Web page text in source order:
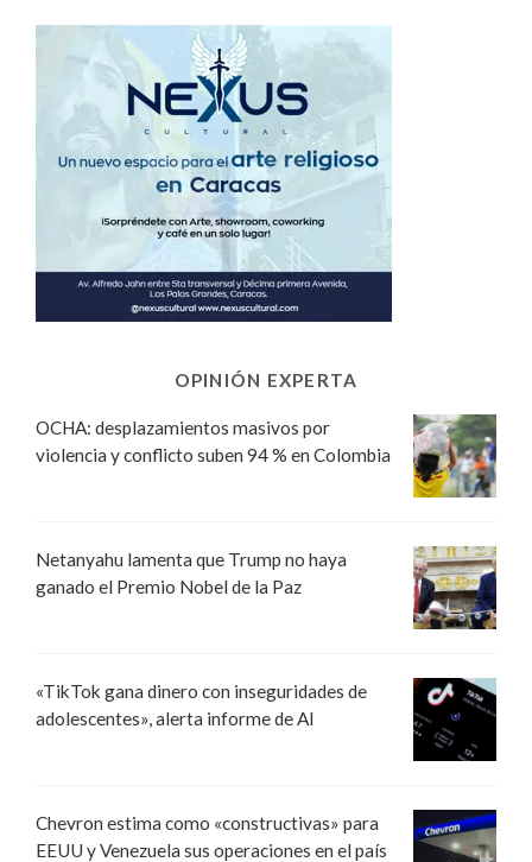
OPINIÓN EXPERTA
OCHA: desplazamientos masivos por
violencia y conflicto suben 94 % en Colombia
Netanyahu lamenta que Trump no haya
ganado el Premio Nobel de la Paz
«TikTok gana dinero con inseguridades de
adolescentes», alerta informe de AI
Chevron estima como «constructivas» para
EEUU y Venezuela sus operaciones en el país